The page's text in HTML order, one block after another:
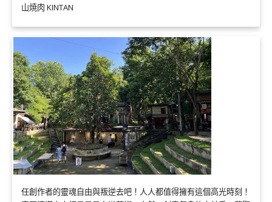
山焼肉 KINTAN
任創作者的靈魂自由與叛逆去吧！人人都值得擁有這個高光時刻！